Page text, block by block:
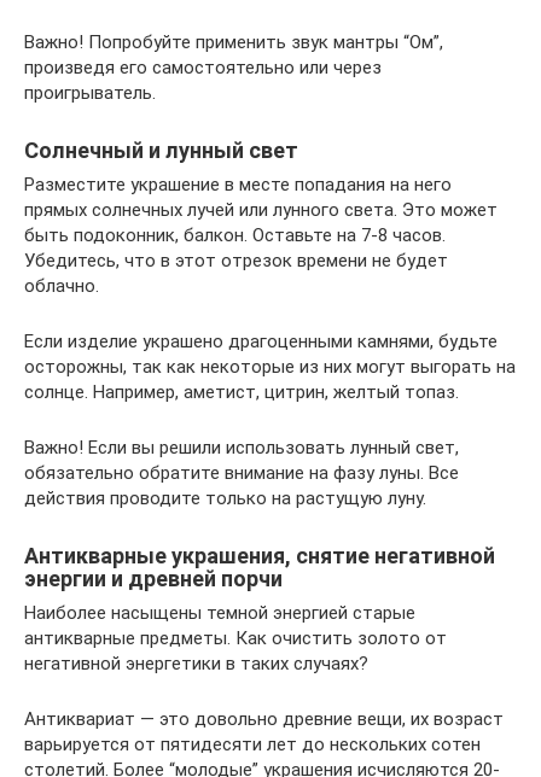
Важно! Попробуйте применить звук мантры “Ом”,
произведя его самостоятельно или через
проигрыватель.
Солнечный и лунный свет
Разместите украшение в месте попадания на него
прямых солнечных лучей или лунного света. Это может
быть подоконник, балкон. Оставьте на 7-8 часов.
Убедитесь, что в этот отрезок времени не будет
облачно.
Если изделие украшено драгоценными камнями, будьте
осторожны, так как некоторые из них могут выгорать на
солнце. Например, аметист, цитрин, желтый топаз.
Важно! Если вы решили использовать лунный свет,
обязательно обратите внимание на фазу луны. Все
действия проводите только на растущую луну.
Антикварные украшения, снятие негативной
энергии и древней порчи
Наиболее насыщены темной энергией старые
антикварные предметы. Как очистить золото от
негативной энергетики в таких случаях?
Антиквариат — это довольно древние вещи, их возраст
варьируется от пятидесяти лет до нескольких сотен
столетий. Более “молодые” украшения исчисляются 20-